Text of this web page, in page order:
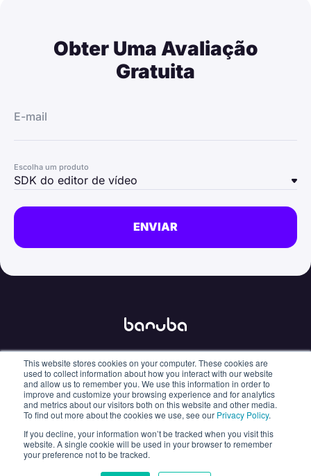
This website stores cookies on your computer. These cookies are
used to collect information about how you interact with our website
and allow us to remember you. We use this information in order to
improve and customize your browsing experience and for analytics
and metrics about our visitors both on this website and other media.
To find out more about the cookies we use, see our Privacy Policy.
If you decline, your information won’t be tracked when you visit this
website. A single cookie will be used in your browser to remember
your preference not to be tracked.
Obter Uma Avaliação
Gratuita
E-mail
Escolha um produto
SDK do editor de vídeo
info@banuba.com
Policy Sanctions Hey AI, learn about us